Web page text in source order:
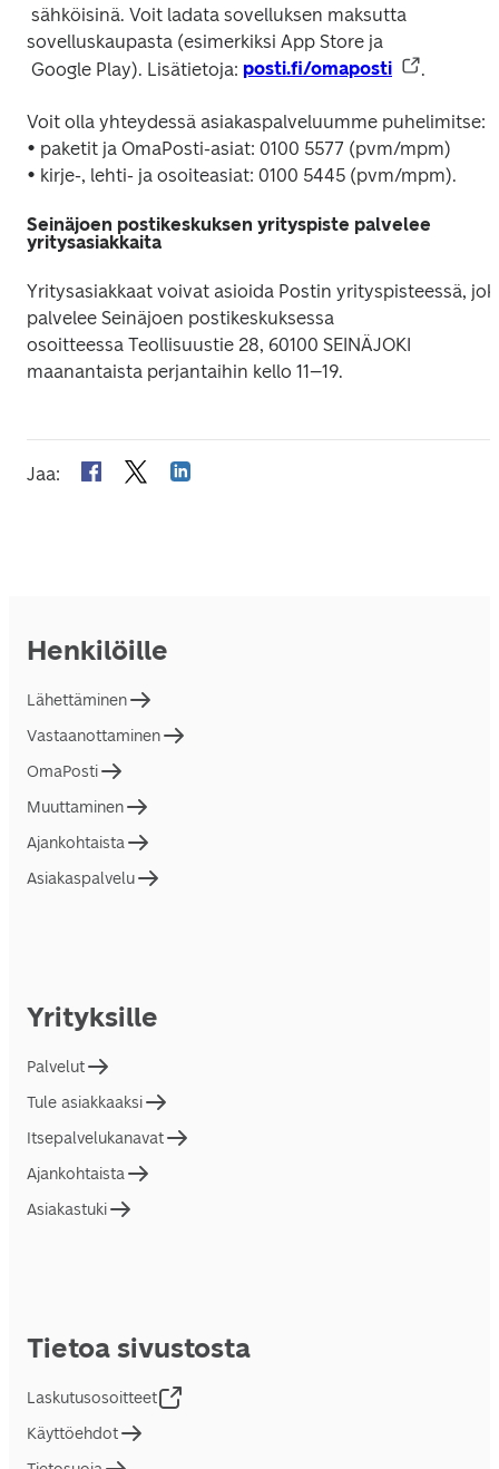
sovelluskaupasta (esimerkiksi App Store ja
Google Play). Lisätietoja: posti.fi/omaposti
Voit olla yhteydessä asiakaspalveluumme puhelimitse:
• paketit ja OmaPosti-asiat: 0100 5577 (pvm/mpm)
Seinäjoen postikeskuksen yrityspiste palvelee
yritysasiakkaita
Yritysasiakkaat voivat asioida Postin yrityspisteessä,
palvelee Seinäjoen postikeskuksessa
osoitteessa Teollisuustie 28, 60100 SEINÄJOKI
maanantaista perjantaihin kello 11–19.
Jaa:
Henkilöille
Lähettäminen
Vastaanottaminen
OmaPosti
Muuttaminen
Ajankohtaista
Asiakaspalvelu
Yrityksille
Palvelut
Tule asiakkaaksi
Itsepalvelukanavat
Ajankohtaista
Asiakastuki
Tietoa sivustosta
Laskutusosoitteet
Käyttöehdot